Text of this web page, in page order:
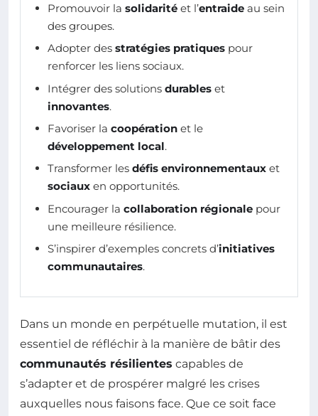
Promouvoir la solidarité et l’entraide au sein
des groupes.
Adopter des stratégies pratiques pour
renforcer les liens sociaux.
Intégrer des solutions durables et
innovantes.
Favoriser la coopération et le
développement local.
Transformer les défis environnementaux et
sociaux en opportunités.
Encourager la collaboration régionale pour
une meilleure résilience.
S’inspirer d’exemples concrets d’initiatives
communautaires.
Dans un monde en perpétuelle mutation, il est
essentiel de réfléchir à la manière de bâtir des
communautés résilientes capables de
s’adapter et de prospérer malgré les crises
auxquelles nous faisons face. Que ce soit face